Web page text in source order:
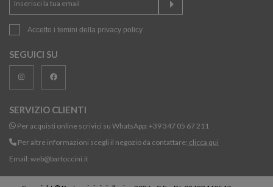
Accetto i temini della privacy policy
SEGUICI SU
SERVIZIO CLIENTI
Per acquisti online scrivici su WhatsApp: +39 347 05 67 211
Per altre informazioni scegli il negozio da contattare: clicca qui
Email: web@bartoccini.it